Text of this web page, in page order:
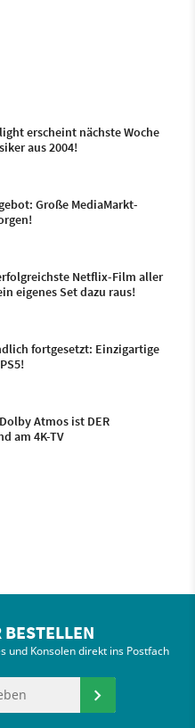
erscheint nächste Woche
aus 2004!
Große MediaMarkt-
Netflix-Film aller
eigenes Set dazu raus!
fortgesetzt: Einzigartige
Atmos ist DER
am 4K-TV
BESTELLEN
und Konsolen direkt ins Postfach